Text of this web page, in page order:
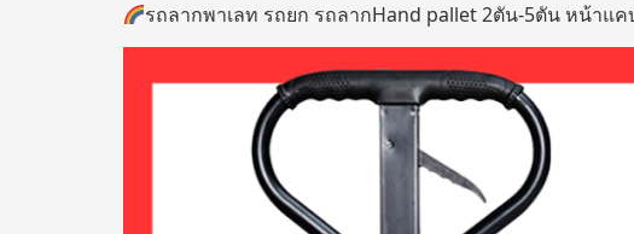
รถลากพาเลท รถยก รถลากHand pallet 2ตัน-5ตัน หน้าแ